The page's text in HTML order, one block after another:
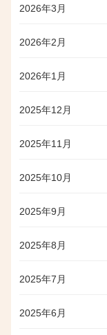
2026年3月
2026年2月
2026年1月
2025年12月
2025年11月
2025年10月
2025年9月
2025年8月
2025年7月
2025年6月